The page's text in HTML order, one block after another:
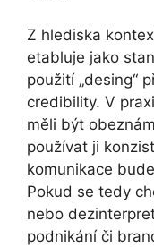
Z hlediska
etabluje jako
použití „desing“
credibility. V
měli být
používat ji
komunikace
Pokud se tedy
nebo
podnikání či